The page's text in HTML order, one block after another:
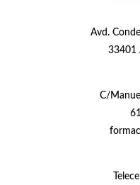
Avd.
33401
C/